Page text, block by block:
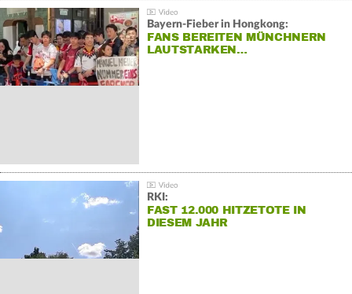
Bayern-Fieber in Hongkong:
FANS BEREITEN MÜNCHNERN
LAUTSTARKEN…
RKI:
FAST 12.000 HITZETOTE IN
DIESEM JAHR